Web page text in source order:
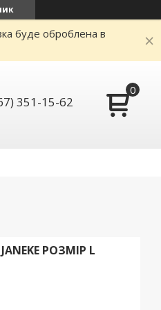
буде оброблена в
351-15-62
РОЗМІР L